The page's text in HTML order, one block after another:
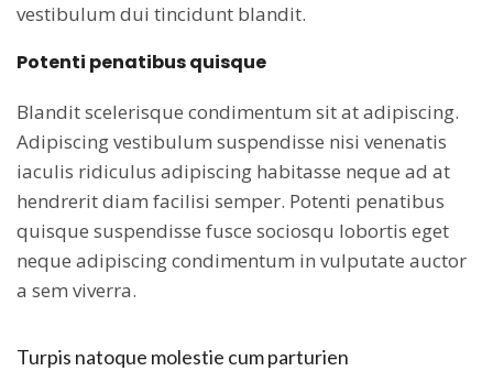
vestibulum dui tincidunt blandit.
Potenti penatibus quisque
Blandit scelerisque condimentum sit at adipiscing.
Adipiscing vestibulum suspendisse nisi venenatis
iaculis ridiculus adipiscing habitasse neque ad at
hendrerit diam facilisi semper. Potenti penatibus
quisque suspendisse fusce sociosqu lobortis eget
neque adipiscing condimentum in vulputate auctor
a sem viverra.
Turpis natoque molestie cum parturien